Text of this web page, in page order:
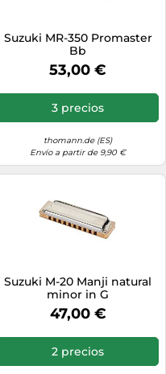
Suzuki MR-350 Promaster
Bb
53,00 €
3 precios
thomann.de (ES)
Envío a partir de 9,90 €
Suzuki M-20 Manji natural
minor in G
47,00 €
2 precios